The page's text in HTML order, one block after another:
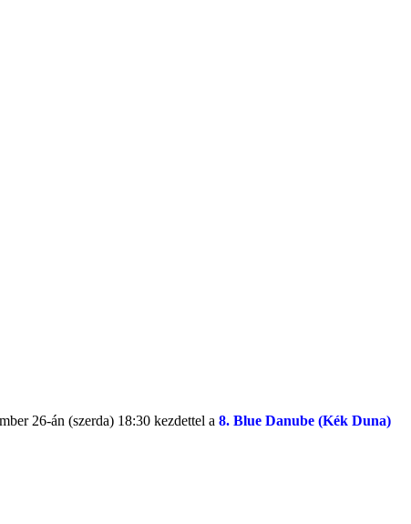
26-án (szerda) 18:30 kezdettel a 8. Blue Danube (Kék Duna)